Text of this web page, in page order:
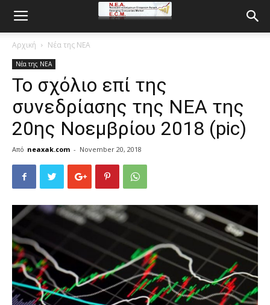
Αρχική Νέα της ΝΕΑ
Νέα της ΝΕΑ
Το σχόλιο επί της
συνεδρίασης της ΝΕΑ της
20ης Νοεμβρίου 2018 (pic)
Από neaxak.com - November 20, 2018